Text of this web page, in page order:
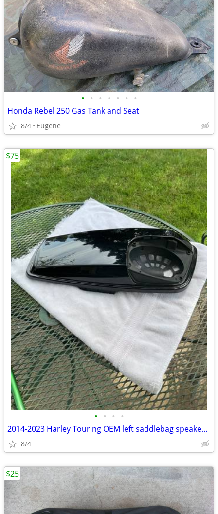
• • • • • • •
Honda Rebel 250 Gas Tank and Seat
8/4 Eugene
• • • •
2014-2023 Harley Touring OEM left saddlebag speaker lid. Starfire Blac
8/4
$75
$25